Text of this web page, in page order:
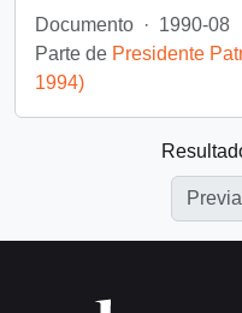
Documento · 1990-08
Parte de Presidente
1994)
Previa